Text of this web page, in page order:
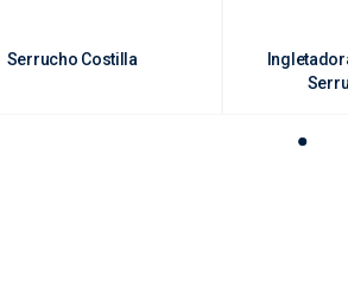
Serrucho Costilla